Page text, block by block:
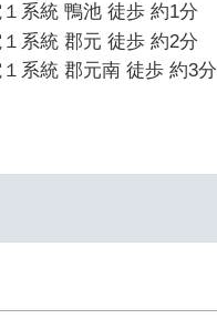
系統 鴨池 徒歩 約1分
系統 郡元 徒歩 約2分
系統 郡元南 徒歩 約3分